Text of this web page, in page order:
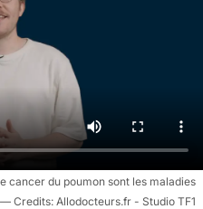
cancer du poumon sont les maladies
Allodocteurs.fr - Studio TF1